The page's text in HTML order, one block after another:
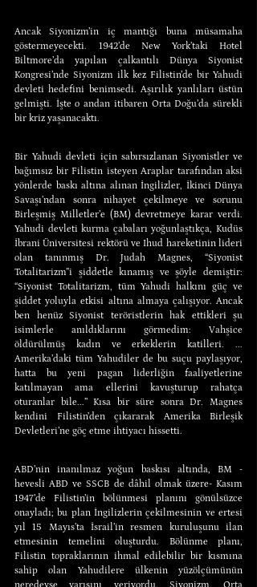
Ancak Siyonizm’in iç mantığı buna müsamaha
göstermeyecekti. 1942’de New York’taki Hotel
Biltmore’da yapılan çalkantılı Dünya Siyonist
Kongresi’nde Siyonizm ilk kez Filistin’de bir Yahudi
devleti hedefini benimsedi. Aşırılık yanlıları üstün
gelmişti. İşte o andan itibaren Orta Doğu’da sürekli
bir kriz yaşanacaktı.
Bir Yahudi devleti için sabırsızlanan Siyonistler ve
bağımsız bir Filistin isteyen Araplar tarafından aksi
yönlerde baskı altına alınan İngilizler, İkinci Dünya
Savaşı’ndan sonra nihayet çekilmeye ve sorunu
Birleşmiş Milletler’e (BM) devretmeye karar verdi.
Yahudi devleti kurma çabaları yoğunlaştıkça, Kudüs
İbrani Üniversitesi rektörü ve Ihud hareketinin lideri
olan tanınmış Dr. Judah Magnes, “Siyonist
Totalitarizm”i şiddetle kınamış ve şöyle demiştir:
“Siyonist Totalitarizm, tüm Yahudi halkını güç ve
şiddet yoluyla etkisi altına almaya çalışıyor. Ancak
ben henüz Siyonist teröristlerin hak ettikleri şu
isimlerle anıldıklarını görmedim: Vahşice
öldürülmüş kadın ve erkeklerin katilleri. ...
Amerika’daki tüm Yahudiler de bu suçu paylaşıyor,
hatta bu yeni pagan liderliğin faaliyetlerine
katılmayan ama ellerini kavuşturup rahatça
oturanlar bile...” Kısa bir süre sonra Dr. Magnes
kendini Filistin’den çıkararak Amerika Birleşik
Devletleri’ne göç etme ihtiyacı hissetti.
ABD’nin inanılmaz yoğun baskısı altında, BM -
hevesli ABD ve SSCB de dâhil olmak üzere- Kasım
1947’de Filistin’in bölünmesi planını gönülsüzce
onayladı; bu plan İngilizlerin çekilmesinin ve ertesi
yıl 15 Mayıs’ta İsrail’in resmen kuruluşunu ilan
etmesinin temelini oluşturdu. Bölünme planı,
Filistin topraklarının ihmal edilebilir bir kısmına
sahip olan Yahudilere ülkenin yüzölçümünün
neredeyse yarısını veriyordu. Siyonizm, Orta